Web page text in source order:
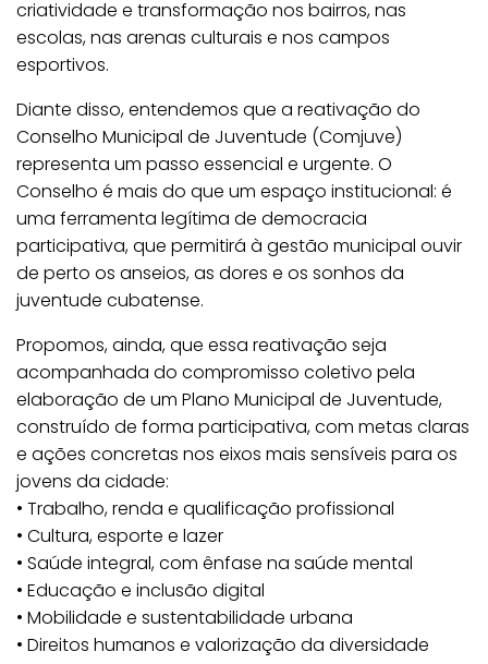
criatividade e transformação nos bairros, nas
escolas, nas arenas culturais e nos campos
esportivos.
Diante disso, entendemos que a reativação do
Conselho Municipal de Juventude (Comjuve)
representa um passo essencial e urgente. O
Conselho é mais do que um espaço institucional: é
uma ferramenta legítima de democracia
participativa, que permitirá à gestão municipal ouvir
de perto os anseios, as dores e os sonhos da
juventude cubatense.
Propomos, ainda, que essa reativação seja
acompanhada do compromisso coletivo pela
elaboração de um Plano Municipal de Juventude,
construído de forma participativa, com metas claras
e ações concretas nos eixos mais sensíveis para os
jovens da cidade:
• Trabalho, renda e qualificação profissional
• Cultura, esporte e lazer
• Saúde integral, com ênfase na saúde mental
• Educação e inclusão digital
• Mobilidade e sustentabilidade urbana
• Direitos humanos e valorização da diversidade